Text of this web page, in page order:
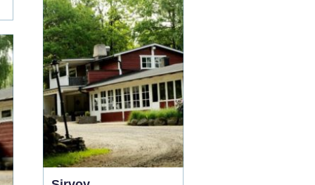
blir vardagen snabbt
rörig: dubbelbokningar,
svåröverskådliga
journaler och onödigt
administrativt arbete. Ett
03 april 2026